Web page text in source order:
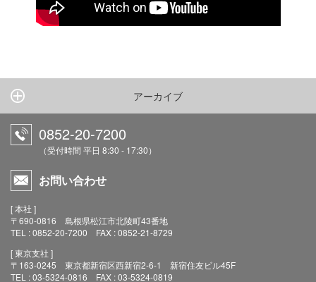
アーカイブ
0852-20-7200
（受付時間 平日 8:30 - 17:30）
お問い合わせ
[ 本社 ]
〒690-0816 島根県松江市北陵町43番地
TEL : 0852-20-7200 FAX : 0852-21-8729
[ 東京支社 ]
〒163-0245 東京都新宿区西新宿2-6-1 新宿住友ビル45F
TEL : 03-5324-0816 FAX : 03-5324-0819